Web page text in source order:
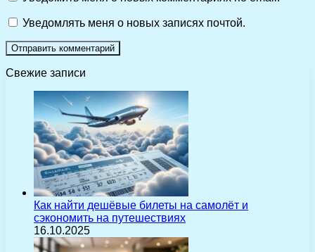
Уведомлять меня о новых записях почтой.
Свежие записи
Как найти дешёвые билеты на самолёт и
сэкономить на путешествиях
16.10.2025